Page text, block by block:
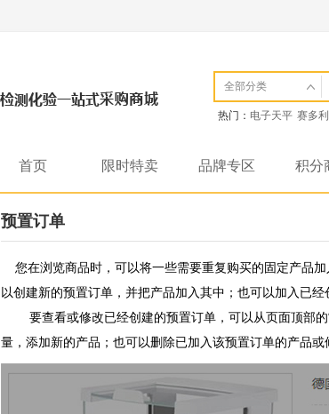
全部分类
热门： 电子天平 赛多
首页 限时特卖 品牌专区 积分
预置订单
您在浏览商品时，可以将一些需要重复购买的固定产品
以创建新的预置订单，并把产品加入其中；也可以加入已经
要查看或修改已经创建的预置订单，可以从页面顶部
量 ， 添加新的产品；也可以删除已加入该预置订单的产品或